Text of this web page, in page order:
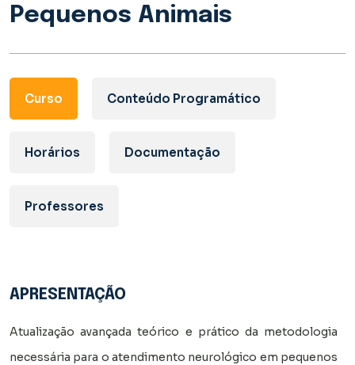
Pequenos Animais
Curso Conteúdo Programático
Horários Documentação
Professores
APRESENTAÇÃO
Atualização avançada teórico e prático da metodologia
necessária para o atendimento neurológico em pequenos